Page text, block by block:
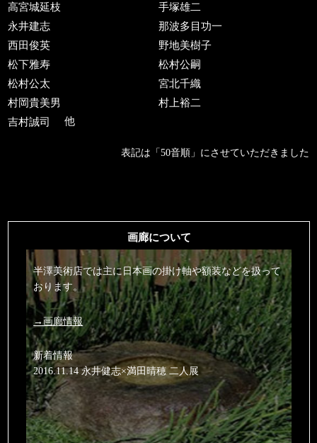
高宮城延枝
手塚雄二
永井建志
那波多目功一
西田俊英
野地美樹子
松下雅寿
松村公嗣
松村公太
宮北千織
村岡貴美男
村上裕二
吉村誠司
他
表記は「50音順」にさせていただきました
画廊について
半澤美術店では主に日本画の掛け軸や額装などを扱って
おります。
→画廊情報
新着情報
2016.11.14 永井健志×満田晴穂 二人展